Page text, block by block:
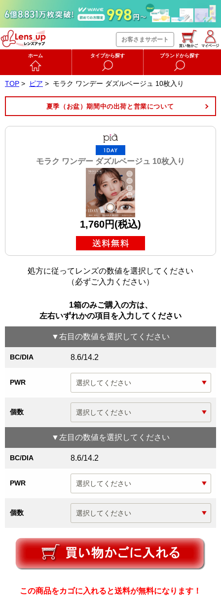
お客さまサポート
ホーム タイプから探す ブランドから探す
TOP > ピア > モラク ワンデー ダズルベージュ 10枚入り
夏季（お盆）期間中の出荷と営業について
モラク ワンデー ダズルベージュ 10枚入り
1,760円(税込)
処方に従ってレンズの数値を選択してください
（必ずご入力ください）
1箱のみご購入の方は、
左右いずれかの項目を入力してください
▼右目 の数値を選択してください
BC/DIA 8.6/14.2
PWR
個数
▼ 左目 の数値を選択してください
BC/DIA 8.6/14.2
PWR
個数
この商品をカゴに入れると送料が無料になります！